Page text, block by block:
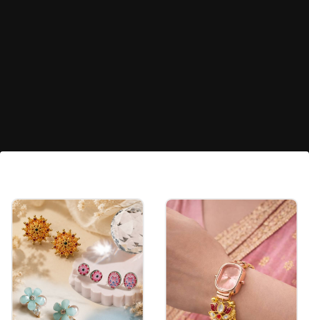
जर आईला मोकळे केस ठेवायला आवडत नसतील, तर साईड वेणी
घालून खाली एक बन (लोअर बन) तयार करा. हा लूक तिच्यावर
खूप छान दिसेल.
Image credits: pinterest